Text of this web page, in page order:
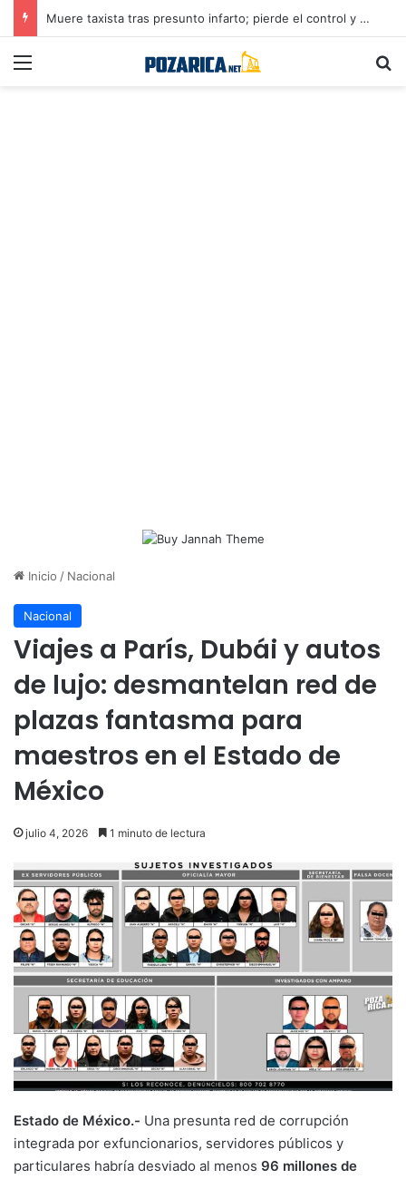
Muere taxista tras presunto infarto; pierde el control y provoca accidente en Poza Rica
Menú
Inicio / Nacional
Nacional
Viajes a París, Dubái y autos
de lujo: desmantelan red de
plazas fantasma para
maestros en el Estado de
México
julio 4, 2026 1 minuto de lectura
Estado de México.- Una presunta red de corrupción
integrada por exfuncionarios, servidores públicos y
particulares habría desviado al menos 96 millones de